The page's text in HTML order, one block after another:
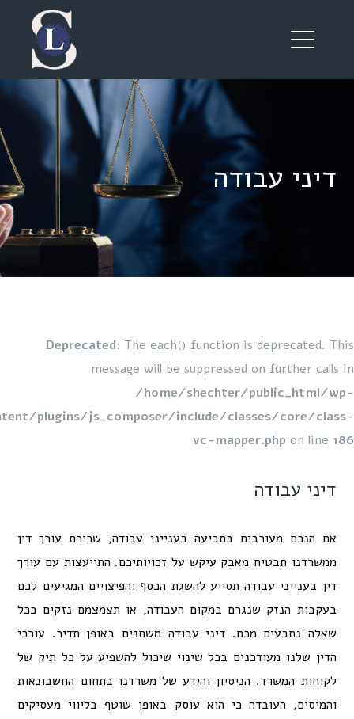
עבודה
Deprecated: The each() function is deprecated.
message will be suppressed on further
/home/shechter/public_html/
content/plugins/js_composer/include/classes/core/
vc-mapper.php on line
עבודה
הנכם מעורבים בתביעה בענייני עבודה, שכירת עורך דין
תבטיח מאבק עיקש על זכויותיכם. התייעצות עם עורך
בענייני עבודה תסייע להשגת הכסף והפיצויים המגיעים לכם
הנזק שנגרם במקום העבודה, או תצמצמם נזקים ככל
נתבעים מכם. דיני עבודה משתנים באופן תדיר. עורכי
שלנו מעודכנים בכל שינוי שיכול להשפיע על כל תיק של
המשרד. הניסיון והידע של משרדנו בתחום החשבונאות
העובדה כי הוא עוסק באופן שוטף בליווי מעסיקים